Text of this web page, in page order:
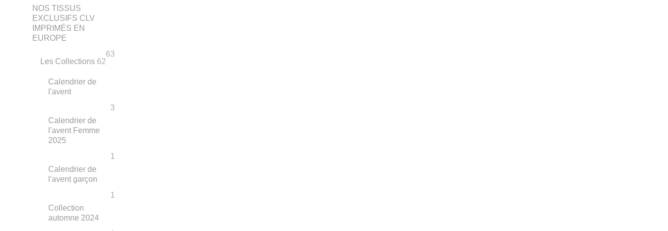
NOS TISSUS
EXCLUSIFS CLV
IMPRIMÉS EN
EUROPE
63
Les Collections 62
Calendrier de
l'avent
3
Calendrier de
l'avent Femme
2025
1
Calendrier de
l'avent garçon
1
Collection
automne 2024